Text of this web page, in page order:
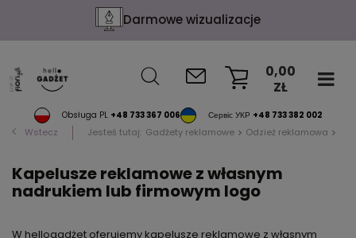
Konfekcja na życzenie
Obsługa PL +48 733 367 006 Сервіс УКР +48 733 382 002
0,00
ZŁ
Wstecz Jesteś tutaj: Gadżety reklamowe Odzież reklamowa
Kapelusze reklamowe z własnym
nadrukiem lub firmowym logo
W hellogadżet oferujemy kapelusze reklamowe z własnym